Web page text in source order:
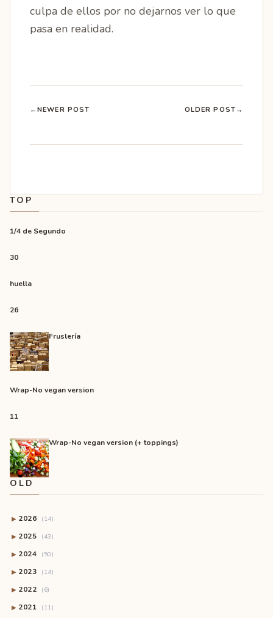
culpa de ellos por no dejarnos ver lo que
pasa en realidad.
←NEWER POST OLDER POST →
TOP
1/4 de Segundo
30
huella
26
Fruslería
Wrap-No vegan version
11
Wrap-No vegan version (+ toppings)
OLD
▶ 2026 (14)
▶ 2025 (43)
▶ 2024 (50)
▶ 2023 (14)
▶ 2022 (6)
▶ 2021 (11)